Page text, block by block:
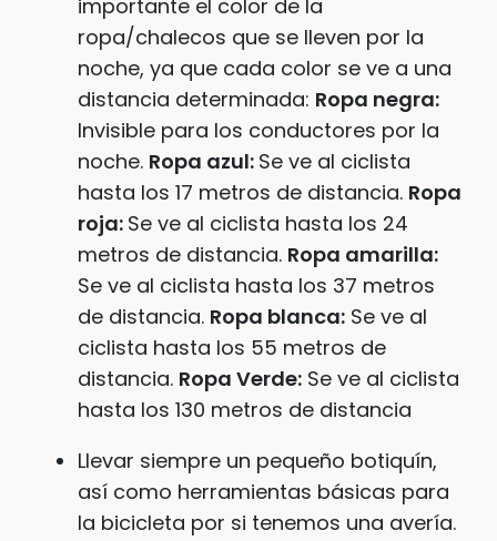
importante el color de la
ropa/chalecos que se lleven por la
noche, ya que cada color se ve a una
distancia determinada: Ropa negra:
Invisible para los conductores por la
noche. Ropa azul: Se ve al ciclista
hasta los 17 metros de distancia. Ropa
roja: Se ve al ciclista hasta los 24
metros de distancia. Ropa amarilla:
Se ve al ciclista hasta los 37 metros
de distancia. Ropa blanca: Se ve al
ciclista hasta los 55 metros de
distancia. Ropa Verde: Se ve al ciclista
hasta los 130 metros de distancia
Llevar siempre un pequeño botiquín,
así como herramientas básicas para
la bicicleta por si tenemos una avería.